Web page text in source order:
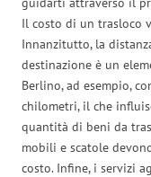
Il costo di un trasloco
Innanzitutto, la
destinazione è un
Berlino, ad esempio,
chilometri, il che
quantità di beni da
mobili e scatole
costo. Infine, i servizi